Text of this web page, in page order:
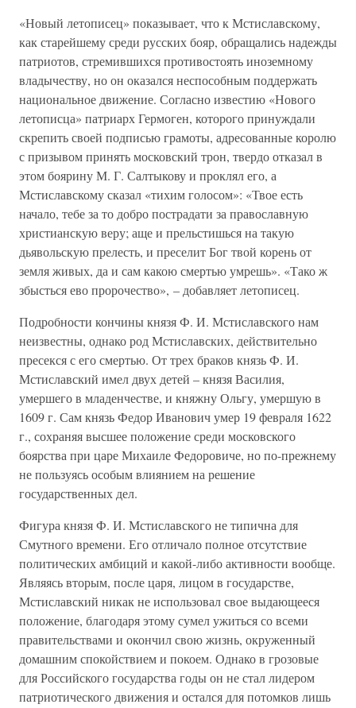
«Новый летописец» показывает, что к Мстиславскому,
как старейшему среди русских бояр, обращались надежды
патриотов, стремившихся противостоять иноземному
владычеству, но он оказался неспособным поддержать
национальное движение. Согласно известию «Нового
летописца» патриарх Гермоген, которого принуждали
скрепить своей подписью грамоты, адресованные королю
с призывом принять московский трон, твердо отказал в
этом боярину М. Г. Салтыкову и проклял его, а
Мстиславскому сказал «тихим голосом»: «Твое есть
начало, тебе за то добро пострадати за православную
христианскую веру; аще и прельстишься на такую
дьявольскую прелесть, и преселит Бог твой корень от
земля живых, да и сам какою смертью умрешь». «Тако ж
збысться ево пророчество», – добавляет летописец.
Подробности кончины князя Ф. И. Мстиславского нам
неизвестны, однако род Мстиславских, действительно
пресекся с его смертью. От трех браков князь Ф. И.
Мстиславский имел двух детей – князя Василия,
умершего в младенчестве, и княжну Ольгу, умершую в
1609 г. Сам князь Федор Иванович умер 19 февраля 1622
г., сохраняя высшее положение среди московского
боярства при царе Михаиле Федоровиче, но по-прежнему
не пользуясь особым влиянием на решение
государственных дел.
Фигура князя Ф. И. Мстиславского не типична для
Смутного времени. Его отличало полное отсутствие
политических амбиций и какой-либо активности вообще.
Являясь вторым, после царя, лицом в государстве,
Мстиславский никак не использовал свое выдающееся
положение, благодаря этому сумел ужиться со всеми
правительствами и окончил свою жизнь, окруженный
домашним спокойствием и покоем. Однако в грозовые
для Российского государства годы он не стал лидером
патриотического движения и остался для потомков лишь